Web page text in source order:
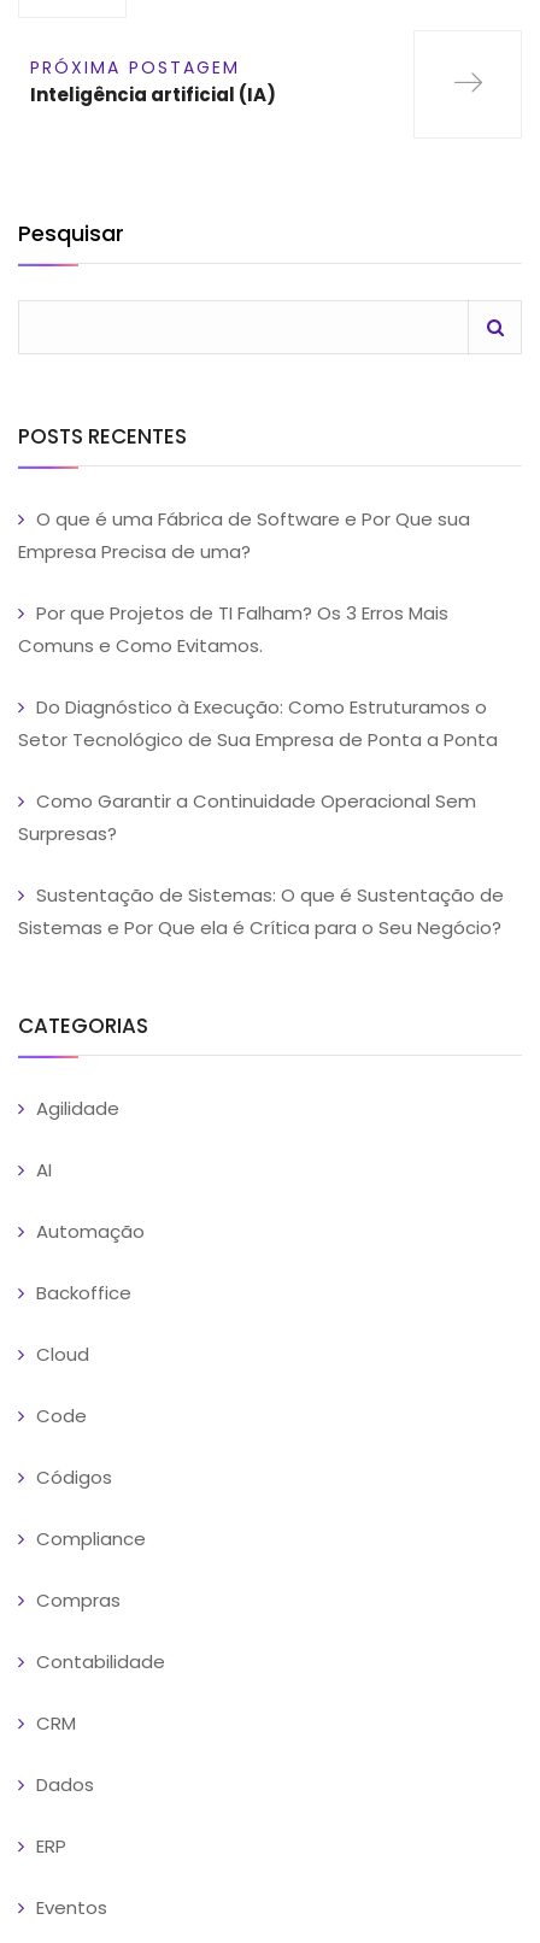
PRÓXIMA POSTAGEM
Inteligência artificial (IA)
Pesquisar
POSTS RECENTES
O que é uma Fábrica de Software e Por Que sua
Empresa Precisa de uma?
Por que Projetos de TI Falham? Os 3 Erros Mais
Comuns e Como Evitamos.
Do Diagnóstico à Execução: Como Estruturamos o
Setor Tecnológico de Sua Empresa de Ponta a Ponta
Como Garantir a Continuidade Operacional Sem
Surpresas?
Sustentação de Sistemas: O que é Sustentação de
Sistemas e Por Que ela é Crítica para o Seu Negócio?
CATEGORIAS
Agilidade
AI
Automação
Backoffice
Cloud
Code
Códigos
Compliance
Compras
Contabilidade
CRM
Dados
ERP
Eventos